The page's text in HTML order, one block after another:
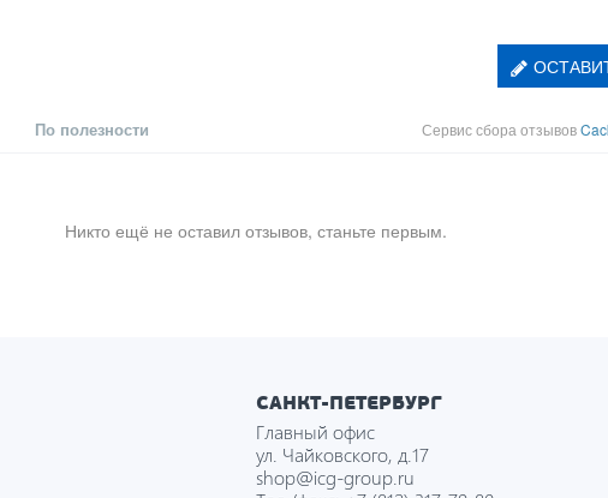
По полезности Сервис сбора отзывов
Никто ещё не оставил отзывов, станьте первым.
САНКТ-ПЕТЕРБУРГ
Главный офис
ул. Чайковского, д.17
shop@icg-group.ru